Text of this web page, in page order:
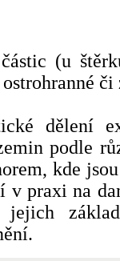
(u
či
dělení
podle
kde
v praxi na
jejich